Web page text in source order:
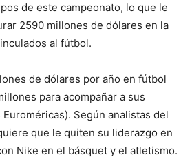
de este campeonato, lo que le
2590 millones de dólares en la
al fútbol.
de dólares por año en fútbol
para acompañar a sus
Según analistas del
que le quiten su liderazgo en
Nike en el básquet y el atletismo.